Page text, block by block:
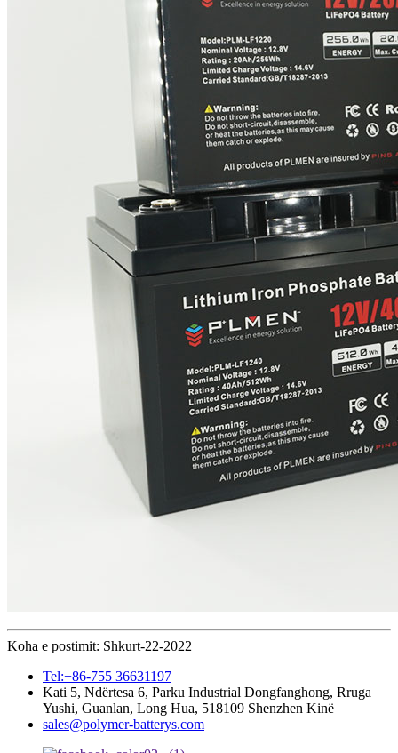
Koha e postimit: Shkurt-22-2022
Tel:+86-755 36631197
Kati 5, Ndërtesa 6, Parku Industrial Dongfanghong, Rruga
Yushi, Guanlan, Long Hua, 518109 Shenzhen Kinë
sales@polymer-batterys.com